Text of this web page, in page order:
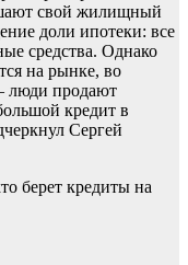
свой жилищный
доли ипотеки: все
средства. Однако
на рынке, во
люди продают
кредит в
Сергей
берет кредиты на